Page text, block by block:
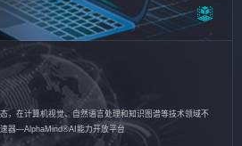
，在计算机视觉、自然语言处理和知识图谱等技术领域不
器—AlphaMind®AI能力开放平台